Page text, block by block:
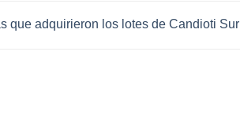
que adquirieron los lotes de Candioti Sur